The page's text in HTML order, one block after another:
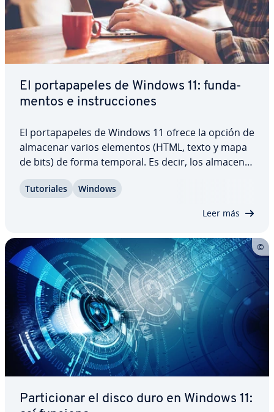
El po­r­ta­pa­pe­les de Windows 11: fu­n­da­
me­n­tos e in­s­tru­c­cio­nes
El po­r­ta­pa­pe­les de Windows 11 ofrece la opción de
almacenar varios elementos (HTML, texto y mapa
de bits) de forma temporal. Es decir, los almacena
después en el programa deseado. Además, te
Tu­to­ria­les Windows
Leer más
Pa­r­ti­cio­nar el disco duro en Windows 11: